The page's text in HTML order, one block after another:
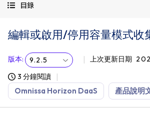
目錄
編輯或啟用/停用容量模式收
版本: 9.2.5 上次更新日期
3 分鐘閱讀
Omnissa Horizon DaaS 產品說明